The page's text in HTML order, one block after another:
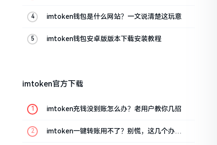
imtoken钱包是什么网站？一文说清楚这玩意
imtoken钱包安卓版版本下载安装教程
imtoken官方下载
imtoken充钱没到账怎么办？老用户教你几招
imtoken一键转账用不了？别慌，这几个办法